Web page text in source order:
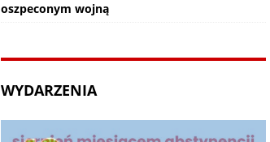
oszpeconym wojną
WYDARZENIA